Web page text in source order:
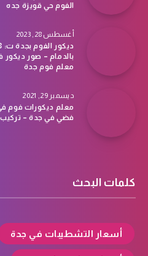
الفوم حي قويزة جده
أغسطس 28, 2023
بالدمام – صور
معلم فوم جدة
ديسمبر 29, 2021
فضي في جدة –
كلمات البحث
أسعار التشطيبات في جدة